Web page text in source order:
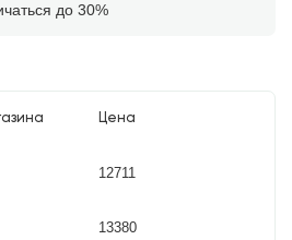
до 30%
Цена
12711
13380